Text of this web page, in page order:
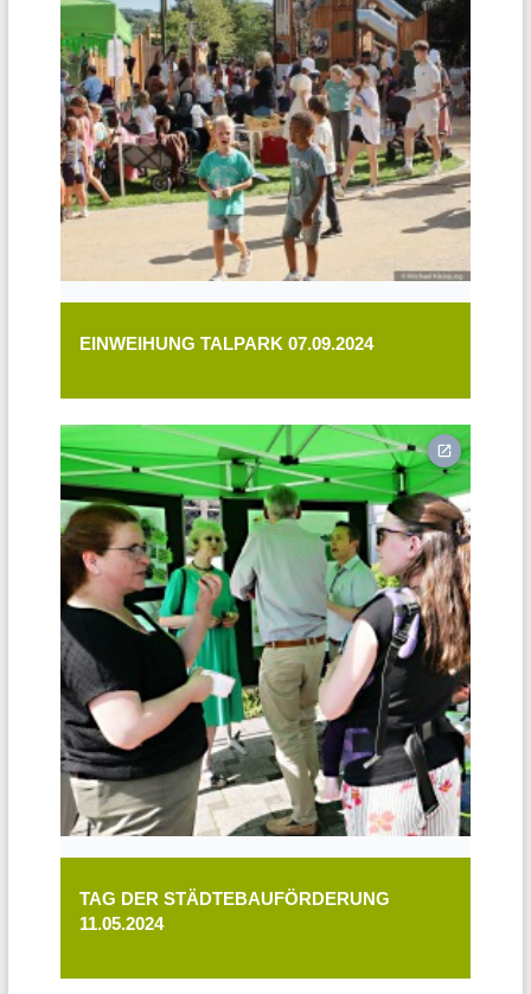
EINWEIHUNG TALPARK 07.09.2024
TAG DER STÄDTEBAUFÖRDERUNG
11.05.2024